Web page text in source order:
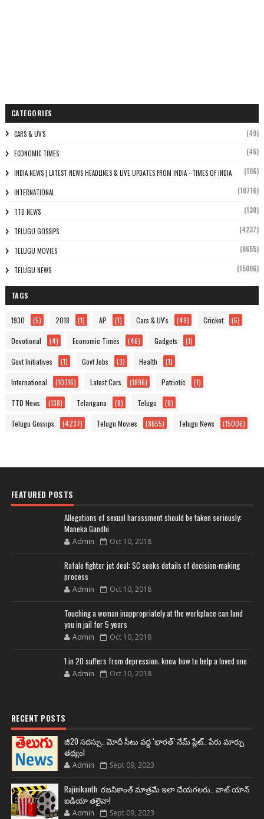
CATEGORIES
CARS & UV'S (49)
ECONOMIC TIMES (46)
INDIA NEWS | LATEST NEWS HEADLINES & LIVE UPDATES FROM INDIA - TIMES OF INDIA (106)
INTERNATIONAL (10716)
TTD NEWS (138)
TELUGU GOSSIPS (4237)
TELUGU MOVIES (8655)
TELUGU NEWS (15006)
TAGS
1930 (5) 2018 (1) AP (1) Cars & UV's (49) Cricket (6)
Devotional (4) Economic Times (46) Gadgets (1)
Govt Initiatives (1) Govt Jobs (3) Health (1)
International (10716) Latest Cars (1896) Patriotic (1)
TTD News (138) Telangana (8) Telugu (6)
Telugu Gossips (4237) Telugu Movies (8655) Telugu News (15006)
FEATURED POSTS
Allegations of sexual harassment should be taken seriously:
Maneka Gandhi
Admin Oct 10, 2018
Rafale fighter jet deal: SC seeks details of decision-making
process
Admin Oct 10, 2018
Touching a woman inappropriately at the workplace can land
you in jail for 5 years
Admin Oct 10, 2018
1 in 20 suffers from depression; know how to help a loved one
Admin Oct 10, 2018
RECENT POSTS
జీ20 సదస్సు.. మోదీ సీటు వద్ద ‘భారత్’ నేమ్ ప్లేట్‌.. పేరు మార్పు
తథ్యం!
Admin Sept 09, 2023
Rajinikanth: రజనీకాంత్ మాత్రమే ఇలా చేయగలరు.. వాట్ యాన్
ఐడియా తలైవా!
Admin Sept 09, 2023